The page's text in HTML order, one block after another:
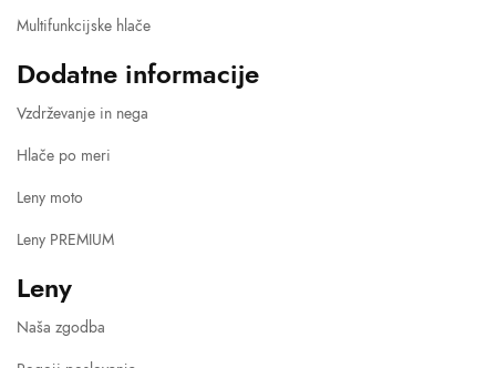
Multifunkcijske hlače
Dodatne informacije
Vzdrževanje in nega
Hlače po meri
Leny moto
Leny PREMIUM
Leny
Naša zgodba